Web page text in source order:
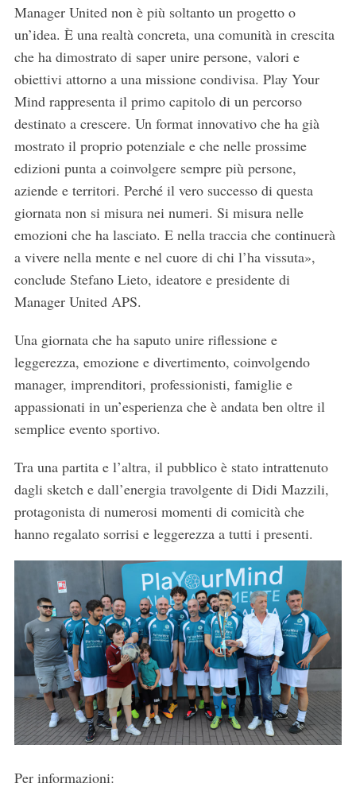
Manager United non è più soltanto un progetto o
un’idea. È una realtà concreta, una comunità in crescita
che ha dimostrato di saper unire persone, valori e
obiettivi attorno a una missione condivisa. Play Your
Mind rappresenta il primo capitolo di un percorso
destinato a crescere. Un format innovativo che ha già
mostrato il proprio potenziale e che nelle prossime
edizioni punta a coinvolgere sempre più persone,
aziende e territori. Perché il vero successo di questa
giornata non si misura nei numeri. Si misura nelle
emozioni che ha lasciato. E nella traccia che continuerà
a vivere nella mente e nel cuore di chi l’ha vissuta»,
conclude Stefano Lieto, ideatore e presidente di
Manager United APS.
Una giornata che ha saputo unire riflessione e
leggerezza, emozione e divertimento, coinvolgendo
manager, imprenditori, professionisti, famiglie e
appassionati in un’esperienza che è andata ben oltre il
semplice evento sportivo.
Tra una partita e l’altra, il pubblico è stato intrattenuto
dagli sketch e dall’energia travolgente di Didi Mazzili,
protagonista di numerosi momenti di comicità che
hanno regalato sorrisi e leggerezza a tutti i presenti.
Per informazioni:
h
o
r
: